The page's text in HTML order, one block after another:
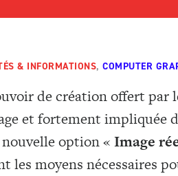
& INFORMATIONS, COMPUTER
de création offert par
et fortement impliquée
option « Image
les moyens nécessaires